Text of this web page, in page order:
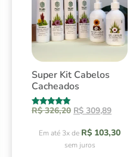
Super Kit Cabelos
Cacheados
Avaliação
R$326,20 R$ 309,89
Em até 3x de R$ 103,30
sem juros